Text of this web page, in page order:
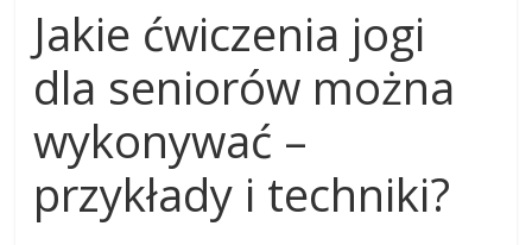
Jakie ćwiczenia jogi
dla seniorów można
wykonywać –
przykłady i techniki?